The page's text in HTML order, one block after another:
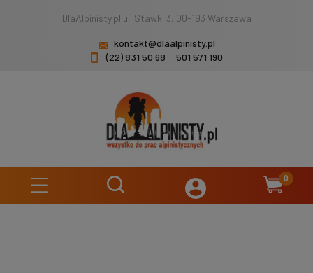
DlaAlpinisty.pl ul. Stawki 3, 00-193 Warszawa
kontakt@dlaalpinisty.pl
(22) 831 50 68
501 571 190